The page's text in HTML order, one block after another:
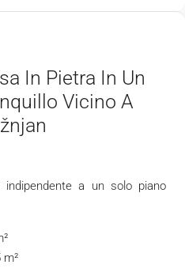
In Pietra In Un
Vicino A
indipendente a un solo piano
m²